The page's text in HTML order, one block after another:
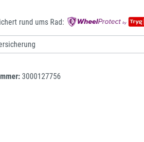
rund ums Rad:
3000127756